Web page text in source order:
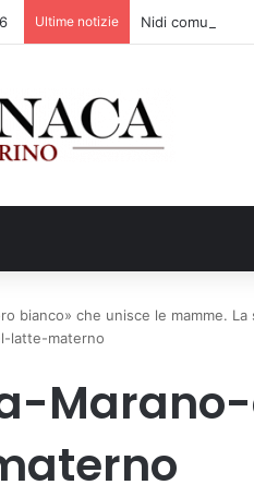
Ultime notizie Nidi comunali:
bianco» che unisce le mamme.
latte-materno